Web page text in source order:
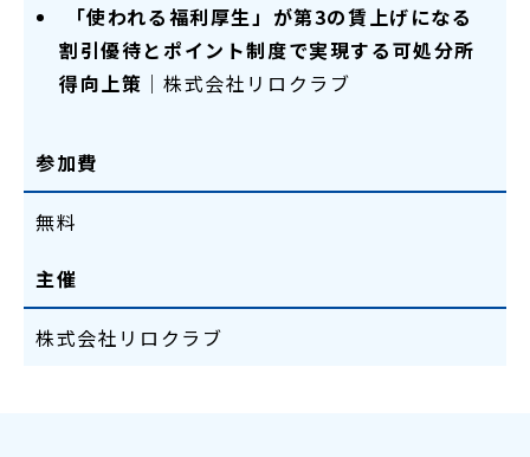
「使われる福利厚生」が第3の賃上げになる
割引優待とポイント制度で実現する可処分所
得向上策│ 株式会社リロクラブ
参加費
無料
主催
株式会社リロクラブ